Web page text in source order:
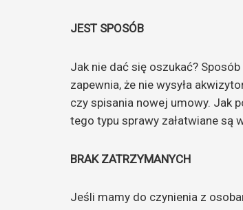
JEST SPOSÓB
Jak nie dać się oszukać?
zapewnia, że nie wysyła
czy spisania nowej umowy. Jak
tego typu sprawy załatwiane są
BRAK ZATRZYMANYCH
Jeśli mamy do czynienia z